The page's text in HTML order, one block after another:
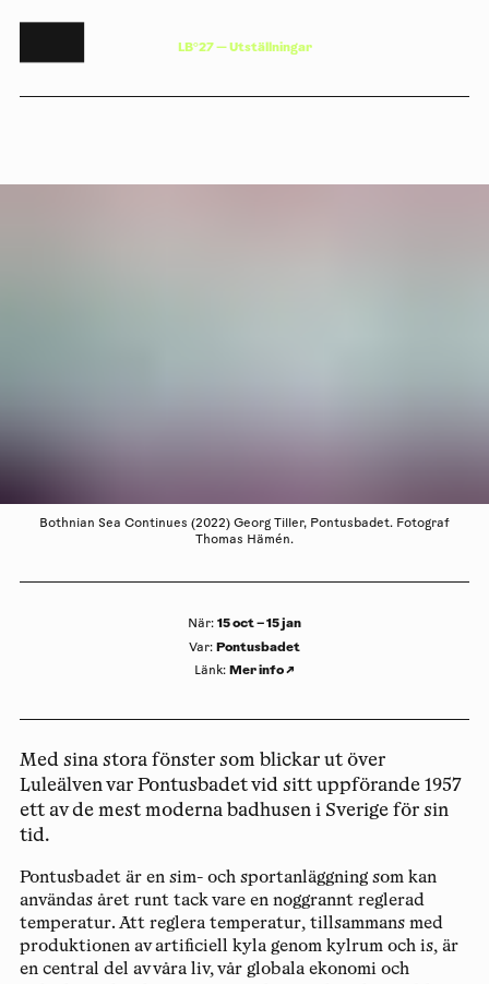
LB°27—Utställningar
Bothnian Sea Continues (2022) Georg Tiller, Pontusbadet. Fotograf
Thomas Hämén.
När: 15 oct – 15 jan
Var: Pontusbadet
Länk: Mer info↗
Med sina stora fönster som blickar ut över
Luleälven var Pontusbadet vid sitt uppförande 1957
ett av de mest moderna badhusen i Sverige för sin
tid.
Pontusbadet är en sim- och sportanläggning som kan
användas året runt tack vare en noggrannt reglerad
temperatur. Att reglera temperatur, tillsammans med
produktionen av artificiell kyla genom kylrum och is, är
en central del av våra liv, vår globala ekonomi och